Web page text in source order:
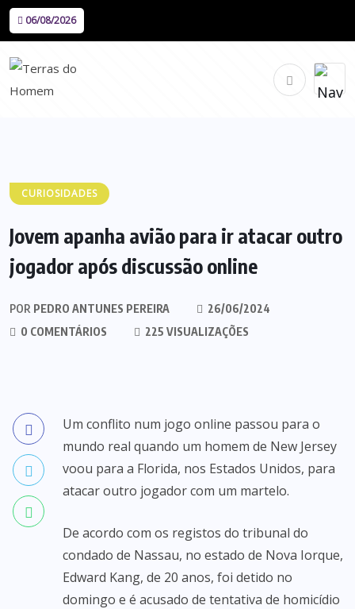
06/08/2026
CURIOSIDADES
Jovem apanha avião para ir atacar outro
jogador após discussão online
POR PEDRO ANTUNES PEREIRA
26/06/2024
0 COMENTÁRIOS
225 VISUALIZAÇÕES
Um conflito num jogo online passou para o
mundo real quando um homem de New Jersey
voou para a Florida, nos Estados Unidos, para
atacar outro jogador com um martelo.
De acordo com os registos do tribunal do
condado de Nassau, no estado de Nova Iorque,
Edward Kang, de 20 anos, foi detido no
domingo e é acusado de tentativa de homicídio